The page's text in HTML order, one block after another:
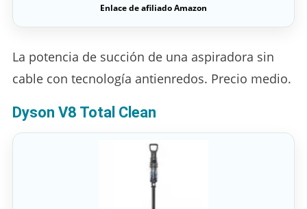
Enlace de afiliado Amazon
La potencia de succión de una aspiradora sin
cable con tecnología antienredos. Precio medio.
Dyson V8 Total Clean